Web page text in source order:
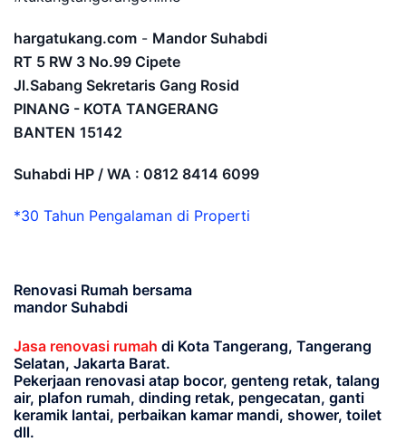
hargatukang.com - Mandor Suhabdi
RT 5 RW 3 No.99 Cipete
Jl.Sabang Sekretaris Gang Rosid
PINANG - KOTA TANGERANG
BANTEN 15142
Suhabdi HP / WA : 0812 8414 6099
*30 Tahun Pengalaman di Properti
Renovasi Rumah bersama
mandor Suhabdi
Jasa renovasi rumah di Kota Tangerang, Tangerang
Selatan, Jakarta Barat.
Pekerjaan renovasi atap bocor, genteng retak, talang
air, plafon rumah, dinding retak, pengecatan, ganti
keramik lantai, perbaikan kamar mandi, shower, toilet
dll.